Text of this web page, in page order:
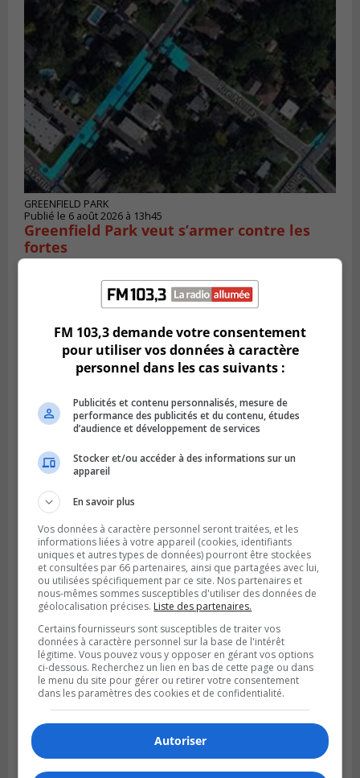
GREENFIELD PARK
Publié le 6 août 2026 à 13h45
Greenfield Park veut s’armer contre les
fortes
pluies
SAINT-HUBERT
Publié le 6 août 2026 à 09h39
Longueuil injecte 1,5 M$ pour moderniser
deux stations de pompage
BOUCHERVILLE
FM 103,3 demande votre consentement
pour utiliser vos données à caractère
personnel dans les cas suivants :
Publicités et contenu personnalisés, mesure de
performance des publicités et du contenu, études
d’audience et développement de services
Stocker et/ou accéder à des informations sur un
appareil
En savoir plus
Vos données à caractère personnel seront traitées, et les
informations liées à votre appareil (cookies, identifiants
uniques et autres types de données) pourront être stockées
et consultées par 66 partenaires, ainsi que partagées avec lui,
ou utilisées spécifiquement par ce site. Nos partenaires et
nous-mêmes sommes susceptibles d'utiliser des données de
géolocalisation précises. Liste des partenaires.
Certains fournisseurs sont susceptibles de traiter vos
données à caractère personnel sur la base de l'intérêt
légitime. Vous pouvez vous y opposer en gérant vos options
ci-dessous. Recherchez un lien en bas de cette page ou dans
le menu du site pour gérer ou retirer votre consentement
dans les paramètres des cookies et de confidentialité.
Autoriser